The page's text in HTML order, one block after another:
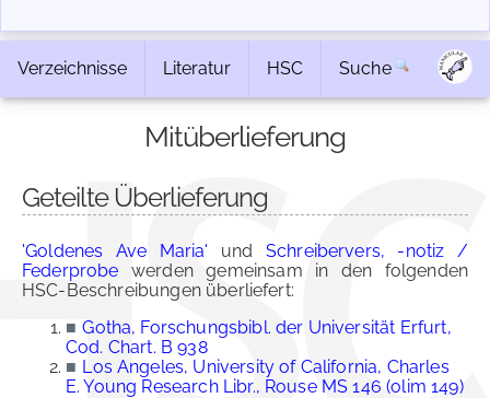
Verzeichnisse Literatur HSC Suche
Mitüberlieferung
Geteilte Überlieferung
'Goldenes Ave Maria' und Schreibervers, -notiz /
Federprobe werden gemeinsam in den folgenden
HSC-Beschreibungen überliefert:
■ Gotha, Forschungsbibl. der Universität Erfurt,
Cod. Chart. B 938
■ Los Angeles, University of California, Charles
E. Young Research Libr., Rouse MS 146 (olim 149)